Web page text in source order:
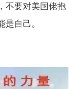
不要对美国佬抱
自己。